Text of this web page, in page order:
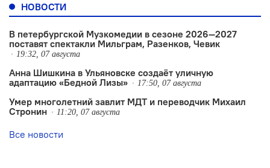
НОВОСТИ
В петербургской Музкомедии в сезоне 2026—2027
поставят спектакли Мильграм, Разенков, Чевик
19:32, 07 августа
Анна Шишкина в Ульяновске создаëт уличную
адаптацию «Бедной Лизы»
17:50, 07 августа
Умер многолетний завлит МДТ и переводчик Михаил
Стронин
11:20, 07 августа
Все новости